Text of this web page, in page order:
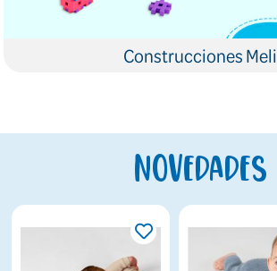
Construcciones Meli
Novedades